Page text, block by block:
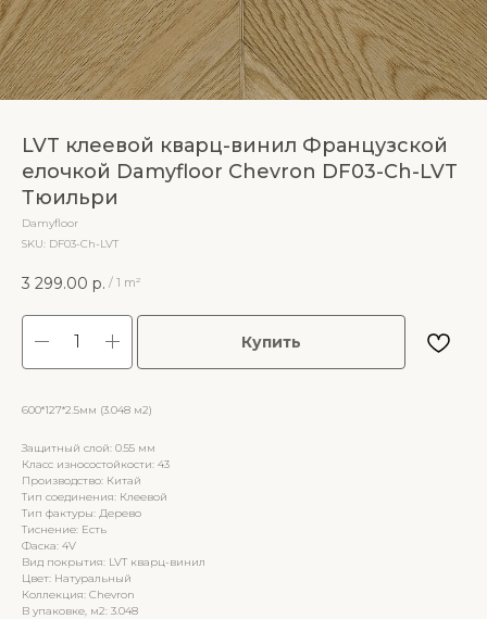
LVT клеевой кварц-винил Французской
елочкой Damyfloor Chevron DF03-Ch-LVT
Тюильри
Damyfloor
SKU: DF03-Ch-LVT
3 299.00 р. / 1 m²
Купить
600*127*2.5мм (3.048 м2)
Защитный слой: 0.55 мм
Класс износостойкости: 43
Производство: Китай
Тип соединения: Клеевой
Тип фактуры: Дерево
Тиснение: Есть
Фаска: 4V
Вид покрытия: LVT кварц-винил
Цвет: Натуральный
Коллекция: Chevron
В упаковке, м2: 3.048